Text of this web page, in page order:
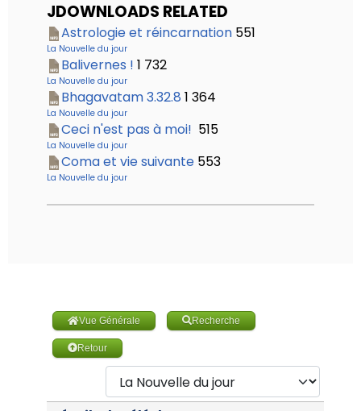
JDOWNLOADS RELATED
Astrologie et réincarnation 551
La Nouvelle du jour
Balivernes ! 1 732
La Nouvelle du jour
Bhagavatam 3.32.8 1 364
La Nouvelle du jour
Ceci n'est pas à moi! 515
La Nouvelle du jour
Coma et vie suivante 553
La Nouvelle du jour
Vue Générale Recherche
Retour